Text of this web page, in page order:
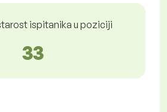
ispitanika u poziciji
33